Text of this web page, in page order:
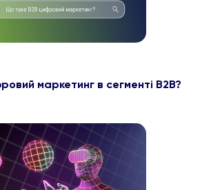
маркетинг в сегменті B2B?